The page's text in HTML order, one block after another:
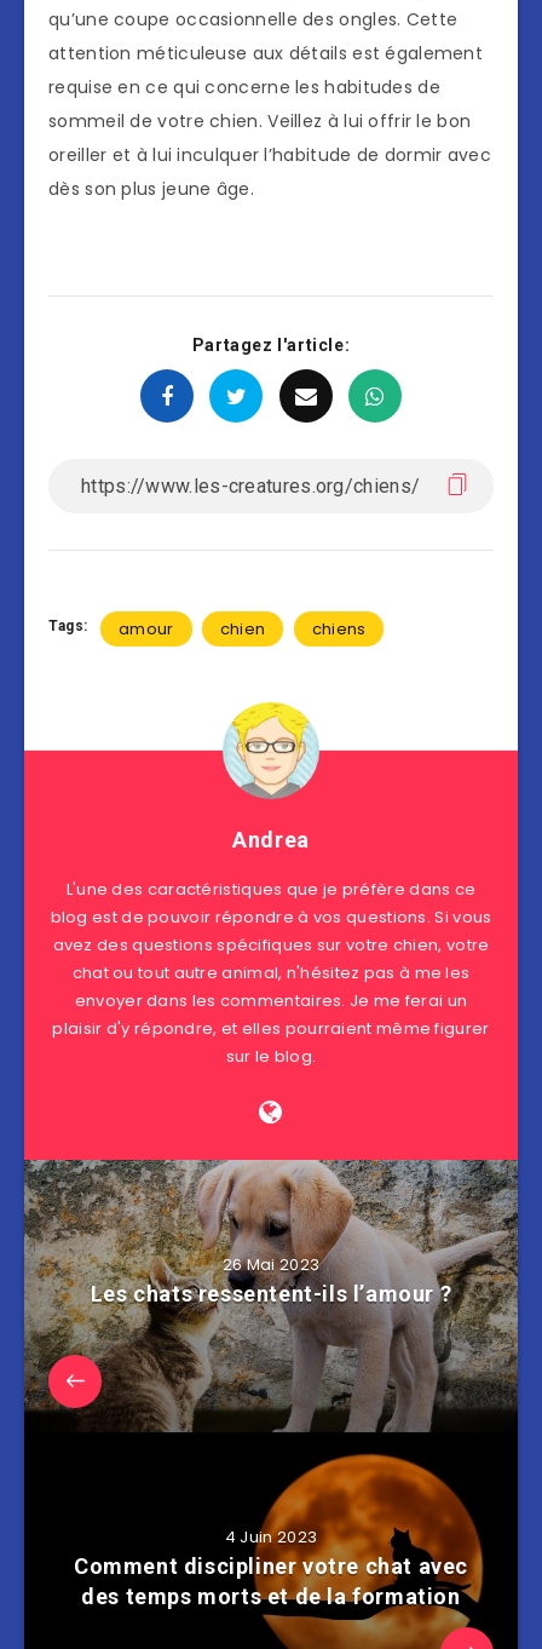
qu’une coupe occasionnelle des ongles. Cette
attention méticuleuse aux détails est également
requise en ce qui concerne les habitudes de
sommeil de votre chien. Veillez à lui offrir le bon
oreiller et à lui inculquer l’habitude de dormir avec
dès son plus jeune âge.
Partagez l'article:
Tags: amour chien chiens
Andrea
L'une des caractéristiques que je préfère dans ce
blog est de pouvoir répondre à vos questions. Si vous
avez des questions spécifiques sur votre chien, votre
chat ou tout autre animal, n'hésitez pas à me les
envoyer dans les commentaires. Je me ferai un
plaisir d'y répondre, et elles pourraient même figurer
sur le blog.
26 Mai 2023
Les chats ressentent-ils l’amour ?
4 Juin 2023
Comment discipliner votre chat avec
des temps morts et de la formation